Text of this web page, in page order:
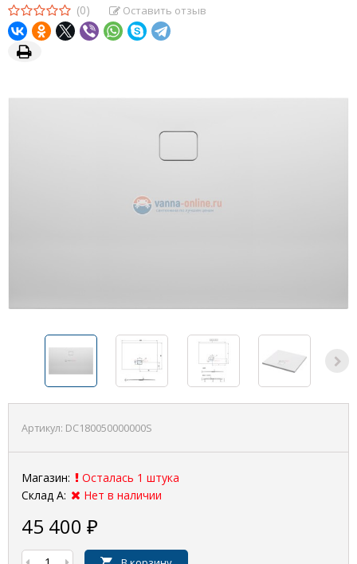
(0) Оставить отзыв
Артикул: DC180050000000S
Магазин:
Осталась 1 штука
Склад А:
Нет в наличии
45 400 ₽